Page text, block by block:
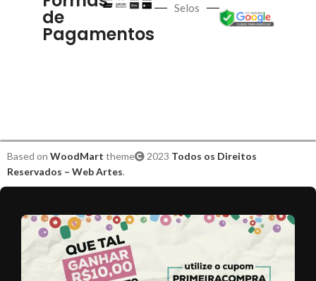
de
Pagamentos
Selos
Based on WoodMart theme 2023 Todos os Direitos
Reservados – Web Artes.